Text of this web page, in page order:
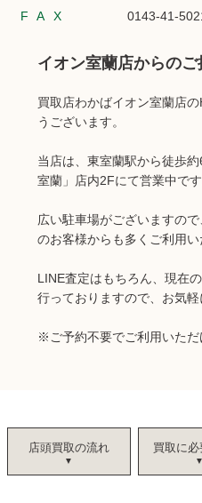
FAX
0143-41-
イオン室蘭店からのご
買取店わかばイオン室蘭店
うございます。
当店は、東室蘭駅から徒歩
室蘭」店内2Fにて営業中です
広い駐車場がございますの
のお客様からも多くご利用い
LINE査定はもちろん、現在
行っておりますので、お気軽
※ご予約不要でご利用いただ
店頭買取の流れ 買取に